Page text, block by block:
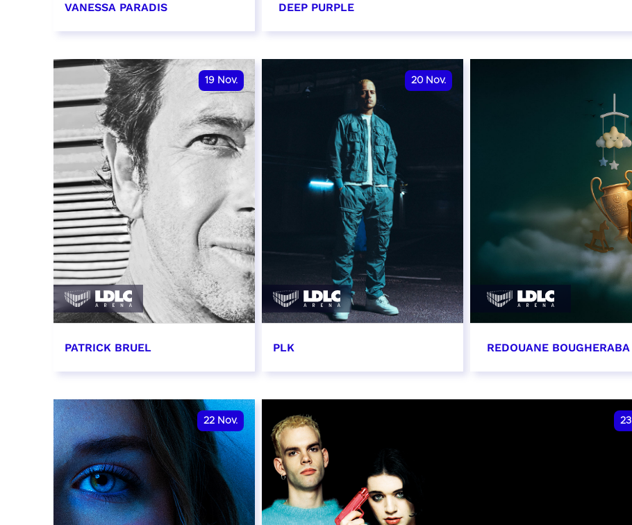
VANESSA PARADIS
RÉSERVER
DEEP PURPLE
19 Nov.
PATRICK BRUEL
RÉSERVER
20 Nov.
PLK
RÉSERVER
REDOUANE BOUGHERABA
22 Nov. 23